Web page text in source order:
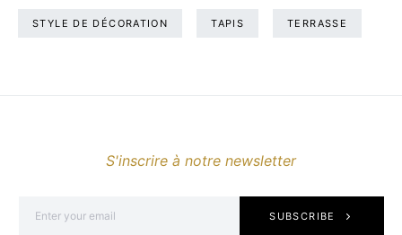
STYLE DE DÉCORATION TAPIS TERRASSE
S'inscrire à notre newsletter
SUBSCRIBE